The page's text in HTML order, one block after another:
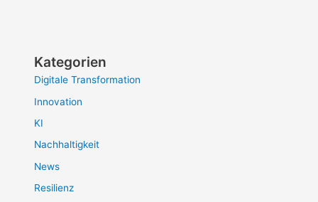
Kategorien
Digitale Transformation
Innovation
KI
Nachhaltigkeit
News
Resilienz